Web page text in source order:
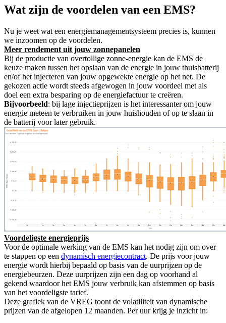
Wat zijn de voordelen van een EMS?
Nu je weet wat een energiemanagementsysteem precies is, kunnen
we inzoomen op de voordelen.
Meer rendement uit jouw zonnepanelen
Bij de productie van overtollige zonne-energie kan de EMS de
keuze maken tussen het opslaan van de energie in jouw thuisbatterij
en/of het injecteren van jouw opgewekte energie op het net. De
gekozen actie wordt steeds afgewogen in jouw voordeel met als
doel een extra besparing op de energiefactuur te creëren.
Bijvoorbeeld: bij lage injectieprijzen is het interessanter om jouw
energie meteen te verbruiken in jouw huishouden of op te slaan in
de batterij voor later gebruik.
Voordeligste energieprijs
Voor de optimale werking van de EMS kan het nodig zijn om over
te stappen op een dynamisch energiecontract. De prijs voor jouw
energie wordt hierbij bepaald op basis van de uurprijzen op de
energiebeurzen. Deze uurprijzen zijn een dag op voorhand al
gekend waardoor het EMS jouw verbruik kan afstemmen op basis
van het voordeligste tarief.
Deze grafiek van de VREG toont de volatiliteit van dynamische
prijzen van de afgelopen 12 maanden. Per uur krijg je inzicht in: